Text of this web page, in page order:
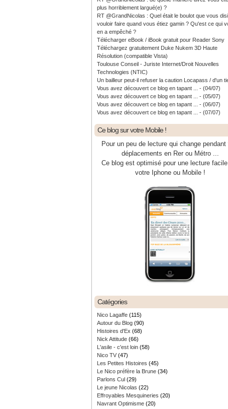
plus horriblement largué(e) ?
RT @GrandNicolas : Quel était le boulot que vous
vouloir faire quand vous étiez gamin ? Qu'est ce qui
en a empêché ?
Télécharger eBook / iBook gratuit pour Reader Sony
Téléchargez gratuitement Duke Nukem 3D Haute
Résolution (compatible Vista)
Toulouse Conseil - Juriste Internet/Droit Nouvelles
Technologies (NTIC)
Un bailleur peut-il refuser la caution Locapass / d'un
Vous avez découvert ce blog en tapant ... - (04/07)
Vous avez découvert ce blog en tapant ... - (05/07)
Vous avez découvert ce blog en tapant ... - (06/07)
Vous avez découvert ce blog en tapant ... - (07/07)
Ce blog sur votre Mobile !
Pour un peu de lecture qui change pendant
déplacements en Rer ou Métro ...
Ce blog est optimisé pour une lecture
votre Iphone ou Mobile !
Catégories
Nico Lagaffe (115)
Autour du Blog (90)
Histoires d'Ex (68)
Nick Attitude (66)
L'asile - c'est loin (58)
Nico TV (47)
Les Petites Histoires (45)
Le Nico préfère la Brune (34)
Parlons Cul (29)
Le jeune Nicolas (22)
Effroyables Mesquineries (20)
Navrant Optimisme (20)